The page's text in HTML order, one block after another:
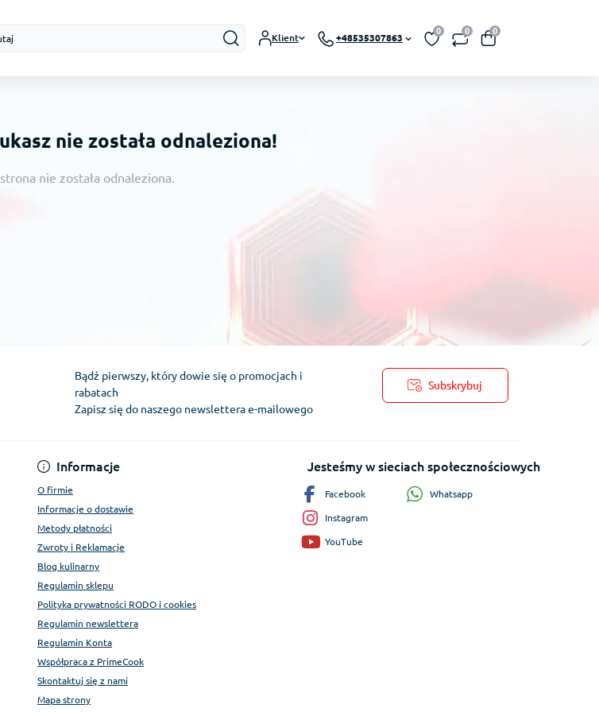
Klient +48535307863
0 0 0
nie została odnaleziona!
nie została odnaleziona.
Bądź pierwszy, który dowie się o promocjach i
rabatach
Zapisz się do naszego newslettera e-mailowego
Subskrybuj
Regulamin Konta
Informacje
O firmie
Informacje o dostawie
Metody płatności
Zwroty i Reklamacje
Blog kulinarny
Regulamin sklepu
Polityka prywatności RODO i cookies
Regulamin newslettera
Regulamin Konta
Współpraca z PrimeCook
Skontaktuj się z nami
Mapa strony
Jesteśmy w sieciach społecznościowych
Facebook
Instagram
YouTube
Whatsapp